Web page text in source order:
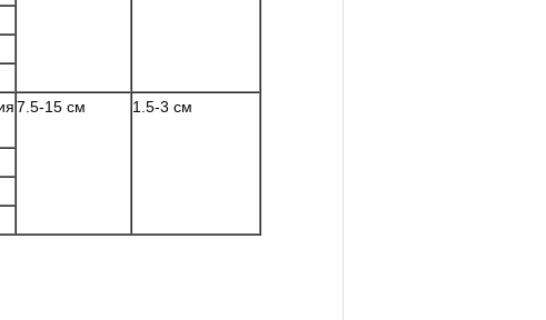
7.5-15 см 1.5-3 см